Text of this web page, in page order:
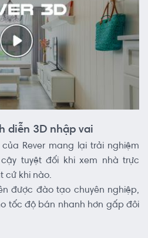
diễn 3D nhập vai
Rever mang lại trải nghiệm
tuyệt đối khi xem nhà trực
cứ khi nào.
được đào tạo chuyên nghiệp,
tốc độ bán nhanh hơn gấp đôi